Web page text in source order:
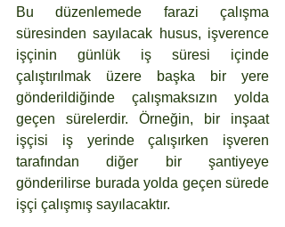
Bu düzenlemede farazi çalışma
süresinden sayılacak husus, işverence
işçinin günlük iş süresi içinde
çalıştırılmak üzere başka bir yere
gönderildiğinde çalışmaksızın yolda
geçen sürelerdir. Örneğin, bir inşaat
işçisi iş yerinde çalışırken işveren
tarafından diğer bir şantiyeye
gönderilirse burada yolda geçen sürede
işçi çalışmış sayılacaktır.